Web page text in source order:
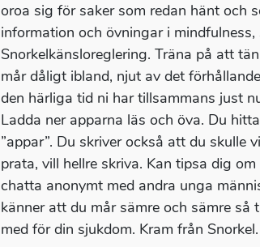
oroa sig för saker som redan hänt och
information och övningar i
Snorkelkänsloreglering. Träna på att
mår dåligt ibland, njut av det
den härliga tid ni har tillsammans just
Ladda ner apparna läs och öva. Du
”appar”. Du skriver också att du
prata, vill hellre skriva. Kan tipsa dig
chatta anonymt med andra unga
känner att du mår sämre och sämre så
med för din sjukdom. Kram från Snorkel.